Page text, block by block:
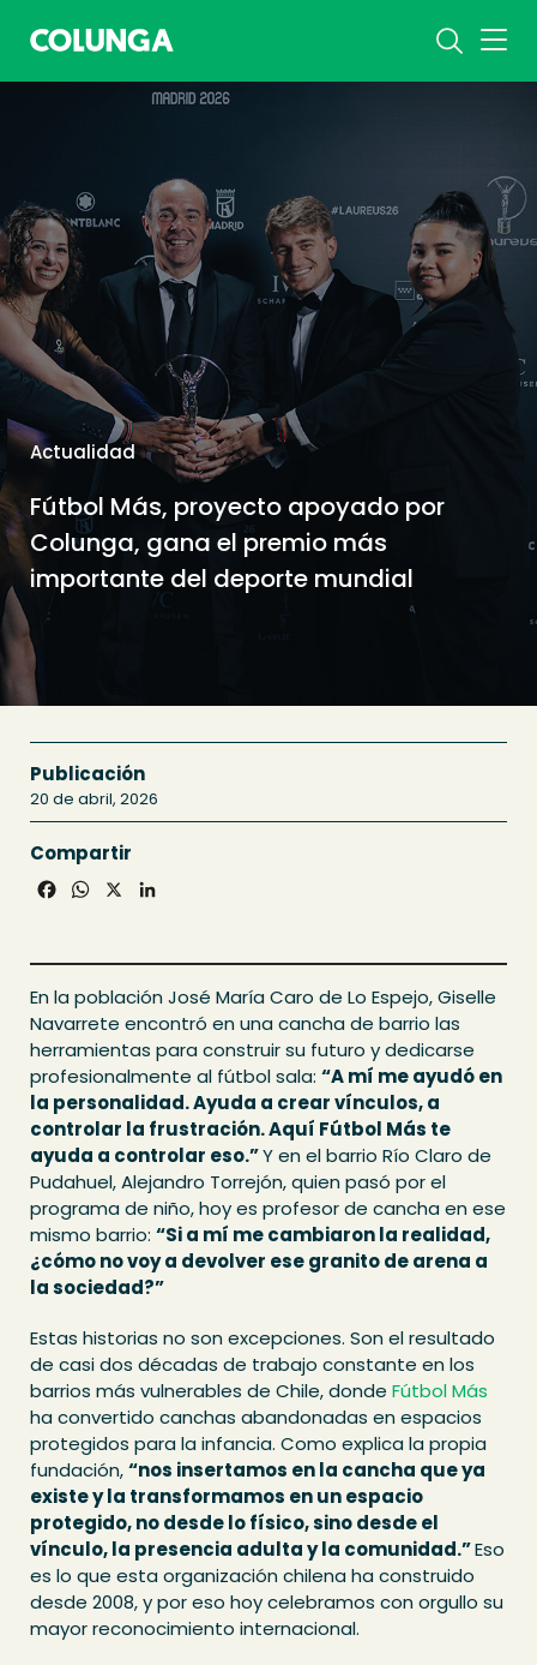
Actualidad
Fútbol Más, proyecto apoyado por
Colunga, gana el premio más
importante del deporte mundial
Publicación
20 de abril, 2026
Compartir
Facebook
WhatsApp
En la población José María Caro de Lo Espejo, Giselle
Navarrete encontró en una cancha de barrio las
herramientas para construir su futuro y dedicarse
profesionalmente al fútbol sala: “A mí me ayudó en
la personalidad. Ayuda a crear vínculos, a
controlar la frustración. Aquí Fútbol Más te
ayuda a controlar eso.”Y en el barrio Río Claro de
Pudahuel, Alejandro Torrejón, quien pasó por el
programa de niño, hoy es profesor de cancha en ese
mismo barrio: “Si a mí me cambiaron la realidad,
¿cómo no voy a devolver ese granito de arena a
la sociedad?”
Estas historias no son excepciones. Son el resultado
de casi dos décadas de trabajo constante en los
barrios más vulnerables de Chile, donde Fútbol Más
ha convertido canchas abandonadas en espacios
protegidos para la infancia. Como explica la propia
fundación,“nos insertamos en la cancha que ya
existe y la transformamos en un espacio
protegido, no desde lo físico, sino desde el
vínculo, la presencia adulta y la comunidad.”Eso
es lo que esta organización chilena ha construido
desde 2008, y por eso hoy celebramos con orgullo su
mayor reconocimiento internacional.